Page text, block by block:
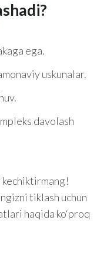
ega.
uskunalar.
davolash
kechiktirmang!
tiklash uchun
haqida ko‘proq